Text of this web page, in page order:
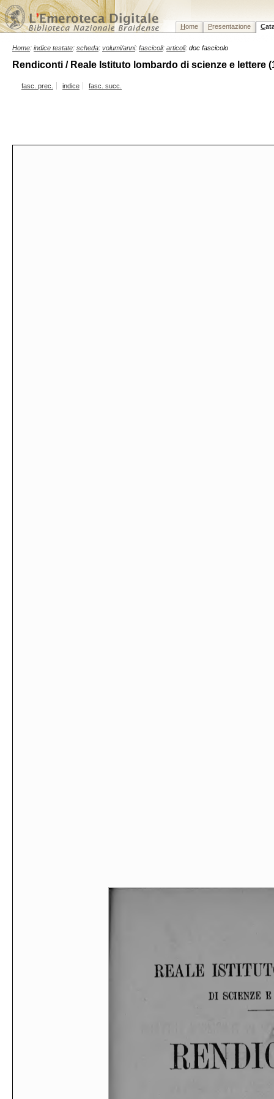
Home Presentazione C
Home: indice testate: scheda: volumi/anni: fascicoli: articoli: doc fascicolo
Rendiconti / Reale Istituto lombardo di scienze e lettere
fasc. prec. indice fasc. succ.